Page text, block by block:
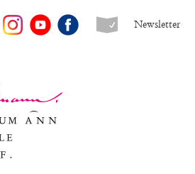
Newsletter